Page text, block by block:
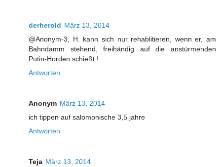
derherold März 13, 2014
@Anonym-3, H. kann sich nur rehablitieren, wenn er, am
Bahndamm stehend, freihändig auf die anstürmenden
Putin-Horden schießt !
Antworten
Anonym März 13, 2014
ich tippen auf salomonische 3,5 jahre
Antworten
Teja März 13, 2014